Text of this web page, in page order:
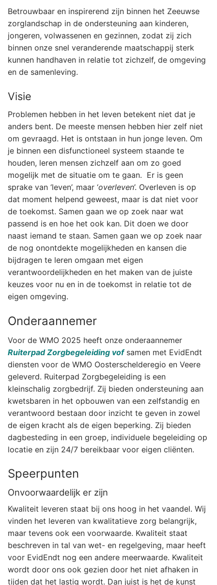
Betrouwbaar en inspirerend zijn binnen het Zeeuwse
zorglandschap in de ondersteuning aan kinderen,
jongeren, volwassenen en gezinnen, zodat zij zich
binnen onze snel veranderende maatschappij sterk
kunnen handhaven in relatie tot zichzelf, de omgeving
en de samenleving.
Visie
Problemen hebben in het leven betekent niet dat je
anders bent. De meeste mensen hebben hier zelf niet
om gevraagd. Het is ontstaan in hun jonge leven. Om
je binnen een disfunctioneel systeem staande te
houden, leren mensen zichzelf aan om zo goed
mogelijk met de situatie om te gaan. Er is geen
sprake van ‘leven’, maar ‘overleven’. Overleven is op
dat moment helpend geweest, maar is dat niet voor
de toekomst. Samen gaan we op zoek naar wat
passend is en hoe het ook kan. Dit doen we door
naast iemand te staan. Samen gaan we op zoek naar
de nog onontdekte mogelijkheden en kansen die
bijdragen te leren omgaan met eigen
verantwoordelijkheden en het maken van de juiste
keuzes voor nu en in de toekomst in relatie tot de
eigen omgeving.
Onderaannemer
Voor de WMO 2025 heeft onze onderaannemer
Ruiterpad Zorgbegeleiding vofsamen met EvidEndt
diensten voor de WMO Oosterschelderegio en Veere
geleverd. Ruiterpad Zorgbegeleiding is een
kleinschalig zorgbedrijf. Zij bieden ondersteuning aan
kwetsbaren in het opbouwen van een zelfstandig en
verantwoord bestaan door inzicht te geven in zowel
de eigen kracht als de eigen beperking. Zij bieden
dagbesteding in een groep, individuele begeleiding op
locatie en zijn 24/7 bereikbaar voor eigen cliënten.
Speerpunten
Onvoorwaardelijk er zijn
Kwaliteit leveren staat bij ons hoog in het vaandel. Wij
vinden het leveren van kwalitatieve zorg belangrijk,
maar tevens ook een voorwaarde. Kwaliteit staat
beschreven in tal van wet- en regelgeving, maar heeft
voor EvidEndt nog een andere meerwaarde. Kwaliteit
wordt door ons ook gezien door het niet afhaken in
tijden dat het lastig wordt. Dan juist is het de kunst